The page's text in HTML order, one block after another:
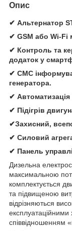
Опис
✔ Альтернатор
✔ GSM або Wi-Fi
✔ Контроль та
додаток у
✔ СМС
генератора.
✔ Автоматизація
✔ Підігрів
✔Захисний,
✔ Силовий
✔ Панель
Дизельна
максимальною
комплектується
та підвищеною
відрізняються
співвідношенням